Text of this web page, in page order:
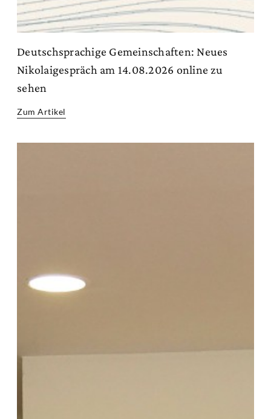
Deutschsprachige Gemeinschaften: Neues
Nikolaigespräch am 14.08.2026 online zu
sehen
Zum Artikel